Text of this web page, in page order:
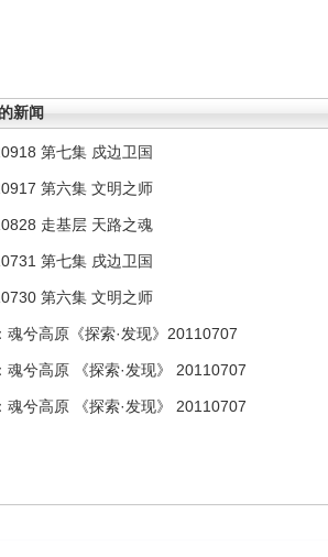
新闻
第七集 戍边卫国
第六集 文明之师
走基层 天路之魂
第七集 戌边卫国
第六集 文明之师
魂兮高原《探索·发现》20110707
魂兮高原 《探索·发现》 20110707
魂兮高原 《探索·发现》 20110707